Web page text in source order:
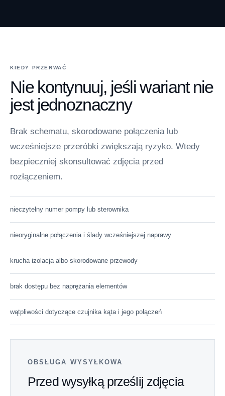
KIEDY PRZERWAĆ
Nie kontynuuj, jeśli wariant nie
jest jednoznaczny
Brak schematu, skorodowane połączenia lub
wcześniejsze przeróbki zwiększają ryzyko. Wtedy
bezpieczniej skonsultować zdjęcia przed
rozłączeniem.
nieczytelny numer pompy lub sterownika
nieoryginalne połączenia i ślady wcześniejszej naprawy
krucha izolacja albo skorodowane przewody
brak dostępu bez naprężania elementów
wątpliwości dotyczące czujnika kąta i jego połączeń
OBSŁUGA WYSYŁKOWA
Przed wysyłką prześlij zdjęcia